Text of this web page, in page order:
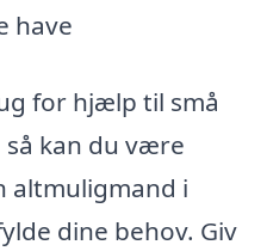
have
for hjælp til små
kan du være
altmuligmand i
dine behov. Giv